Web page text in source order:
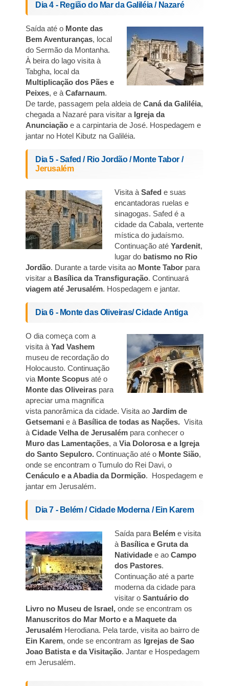
Dia 4 - Região do Mar da Galiléia / Nazaré
Saída até o Monte das
Bem Aventuranças, local
do Sermão da Montanha.
À beira do lago visita à
Tabgha, local da
Multiplicação dos Pães e
Peixes, e àCafarnaum.
De tarde, passagem pela aldeia de Caná da Galiléia,
chegada a Nazaré para visitar a Igreja da
Anunciação e a carpintaria de José. Hospedagem e
jantar no Hotel Kibutz na Galiléia.
Dia 5 - Safed / Rio Jordão / Monte Tabor /
Jerusalém
Visita àSafed e suas
encantadoras ruelas e
sinagogas. Safed é a
cidade da Cabala, vertente
mística do judaísmo.
Continuação até Yardenit,
lugar do batismo no Rio
Jordão. Durante a tarde visita ao Monte Tabor para
visitar a Basílica da Transfiguração. Continuará
viagem até Jerusalém. Hospedagem e jantar.
Dia 6 - Monte das Oliveiras/ Cidade Antiga
O dia começa com a
visita àYad Vashem
museu de recordação do
Holocausto. Continuação
via Monte Scopus até o
Monte das Oliveiras para
apreciar uma magnifica
vista panorâmica da cidade. Visita ao Jardim de
Getsemani e à Basílica de todas as Nações. Visita
àCidade Velha de Jerusalém para conhecer o
Muro das Lamentações, aVia Dolorosa e a Igreja
do Santo Sepulcro. Continuação até o Monte Sião,
onde se encontram o Tumulo do Rei Davi, o
Cenáculo e a Abadia da Dormição. Hospedagem e
jantar em Jerusalém.
Dia 7 - Belém / Cidade Moderna / Ein Karem
Saída para Belém e visita
à Basílica e Gruta da
Natividade e ao Campo
dos Pastores.
Continuação até a parte
moderna da cidade para
visitar o Santuário do
Livro no Museu de Israel, onde se encontram os
Manuscritos do Mar Morto e a Maquete da
Jerusalém Herodiana. Pela tarde, visita ao bairro de
Ein Karem, onde se encontram as Igrejas de Sao
Joao Batista e da Visitação. Jantar e Hospedagem
em Jerusalém.